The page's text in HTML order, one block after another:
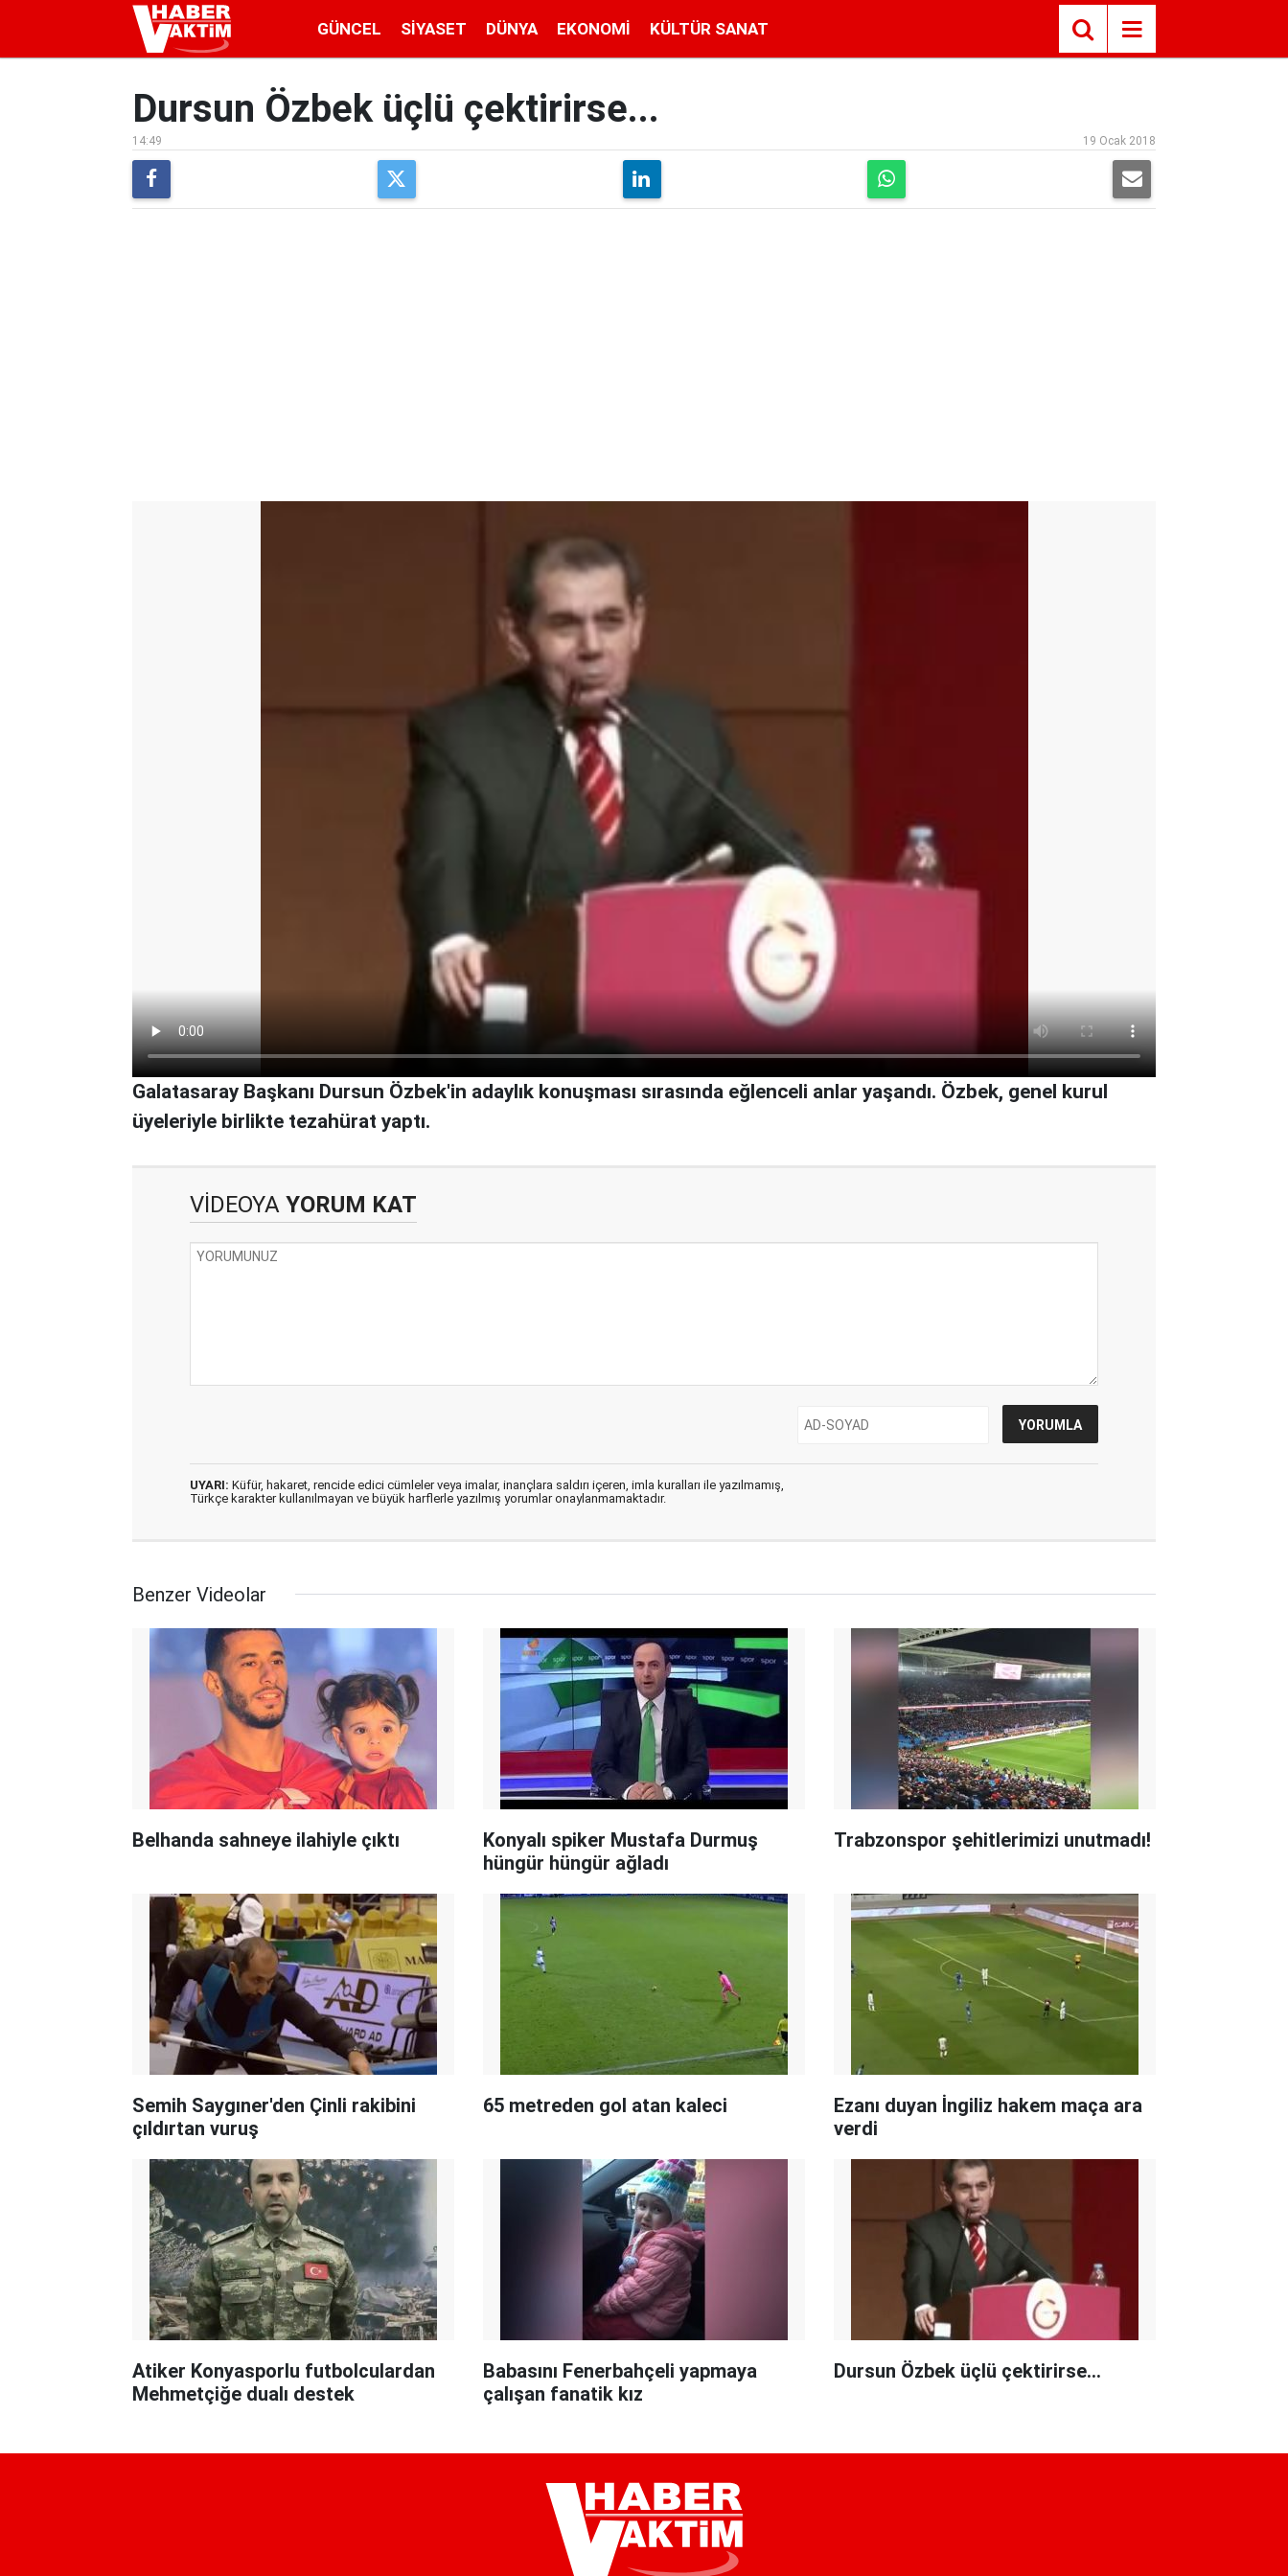
GÜNCEL SIYASET DÜNYA EKONOMI KÜLTÜR SANAT
Dursun Özbek üçlü çektirirse...
14:49 19 Ocak 2018
Galatasaray Başkanı Dursun Özbek'in adaylık konuşması sırasında eğlenceli anlar yaşandı. Özbek, genel kurul
üyeleriyle birlikte tezahürat yaptı.
VİDEOYA YORUM KAT
UYARI: Küfür, hakaret, rencide edici cümleler veya imalar, inançlara saldırı içeren, imla kuralları ile yazılmamış,
Türkçe karakter kullanılmayan ve büyük harflerle yazılmış yorumlar onaylanmamaktadır.
Benzer Videolar
Belhanda sahneye ilahiyle çıktı
Konyalı spiker Mustafa Durmuş
hüngür hüngür ağladı
Trabzonspor şehitlerimizi unutmadı!
Semih Saygıner'den Çinli rakibini
çıldırtan vuruş
65 metreden gol atan kaleci
Ezanı duyan İngiliz hakem maça ara
verdi
Atiker Konyasporlu futbolculardan
Mehmetçiğe dualı destek
Babasını Fenerbahçeli yapmaya
çalışan fanatik kız
Dursun Özbek üçlü çektirirse...